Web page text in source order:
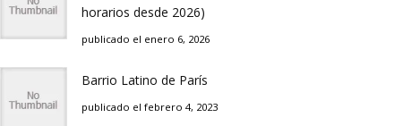
horarios desde 2026)
publicado el enero 6, 2026
Barrio Latino de Parí­s
publicado el febrero 4, 2023